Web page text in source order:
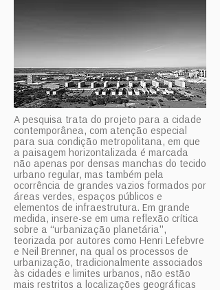
A pesquisa trata do projeto para a cidade
contemporânea, com atenção especial
para sua condição metropolitana, em que
a paisagem horizontalizada é marcada
não apenas por densas manchas do tecido
urbano regular, mas também pela
ocorrência de grandes vazios formados por
áreas verdes, espaços públicos e
elementos de infraestrutura. Em grande
medida, insere-se em uma reflexão crítica
sobre a “urbanização planetária”,
teorizada por autores como Henri Lefebvre
e Neil Brenner, na qual os processos de
urbanização, tradicionalmente associados
às cidades e limites urbanos, não estão
mais restritos a localizações geográficas